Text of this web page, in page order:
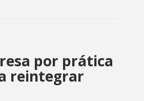
por prática
reintegrar